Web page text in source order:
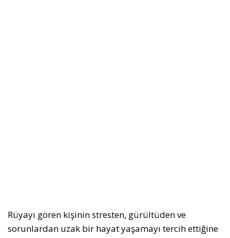
Rüyayı gören kişinin stresten, gürültüden ve
sorunlardan uzak bir hayat yaşamayı tercih ettiğine